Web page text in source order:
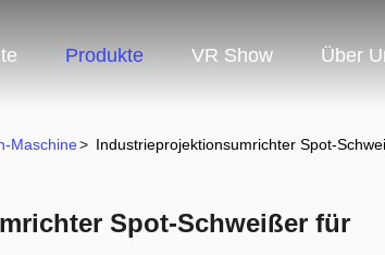
Produkte VR Show Über
Maschine> Industrieprojektionsumrichter Spot-
Spot-Schweißer für